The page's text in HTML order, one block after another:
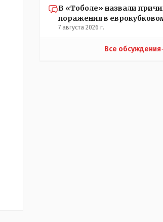
В «Тоболе» назвали
поражения в
7 августа 2026 г.
Все обсуждения